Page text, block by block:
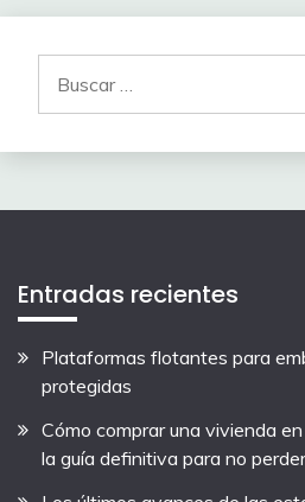
Entradas recientes
Plataformas flotantes para
protegidas
Cómo comprar una vivienda
la guía definitiva para no